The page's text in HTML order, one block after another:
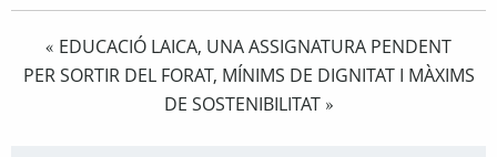
« EDUCACIÓ LAICA, UNA ASSIGNATURA PENDENT
PER SORTIR DEL FORAT, MÍNIMS DE DIGNITAT I MÀXIMS
DE SOSTENIBILITAT»